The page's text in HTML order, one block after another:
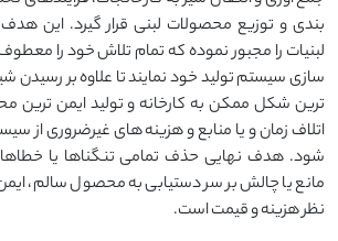
بندی و توزیع محصولات لبنی قرار گیرد. این
لبنیات را مجبور نموده که تمام تلاش خود را معطوف
سازی سیستم تولید خود نمایند تا علاوه بر رسیدن
ترین شکل ممکن به کارخانه و تولید ایمن ترین
اتلاف زمان و یا منابع و هزینه های غیرضروری از
شود. هدف نهایی حذف تمامی تنگناها یا
مانع یا چالش بر سر دستیابی به محصول سالم،
نظر هزینه و قیمت است.